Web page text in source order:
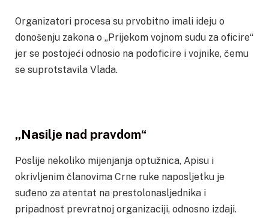
Organizatori procesa su prvobitno imali ideju o
donošenju zakona o „Prijekom vojnom sudu za oficire“
jer se postojeći odnosio na podoficire i vojnike, čemu
se suprotstavila Vlada.
„Nasilje nad pravdom“
Poslije nekoliko mijenjanja optužnica, Apisu i
okrivljenim članovima Crne ruke naposljetku je
suđeno za atentat na prestolonasljednika i
pripadnost prevratnoj organizaciji, odnosno izdaji.